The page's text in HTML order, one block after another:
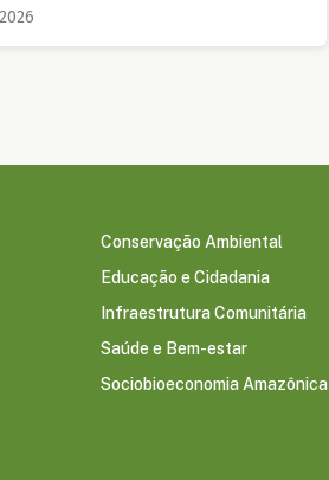
Conservação Ambiental
Educação e Cidadania
Infraestrutura Comunitária
Saúde e Bem-estar
Sociobioeconomia Amazônica